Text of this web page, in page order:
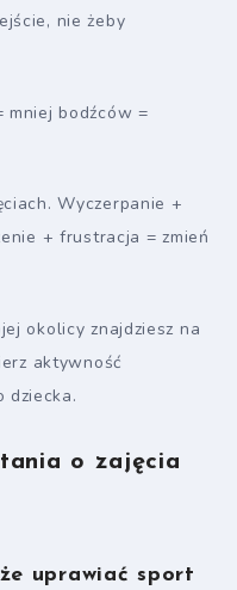
nie żeby
mniej bodźców =
Wyczerpanie +
+ frustracja = zmień
okolicy znajdziesz na
aktywność
dziecka.
o zajęcia
uprawiać sport